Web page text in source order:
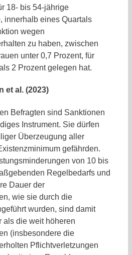
18- bis 54-jährige
innerhalb eines Quartals
wegen
zu haben, zwischen
unter 0,7 Prozent, für
2 Prozent gelegen hat.
et al. (2023)
Befragten sind Sanktionen
Instrument. Sie dürfen
Überzeugung aller
gefährden.
von 10 bis
Regelbedarfs und
Dauer der
wie sie durch die
wurden, sind damit
als die weit höheren
(insbesondere die
Pflichtverletzungen